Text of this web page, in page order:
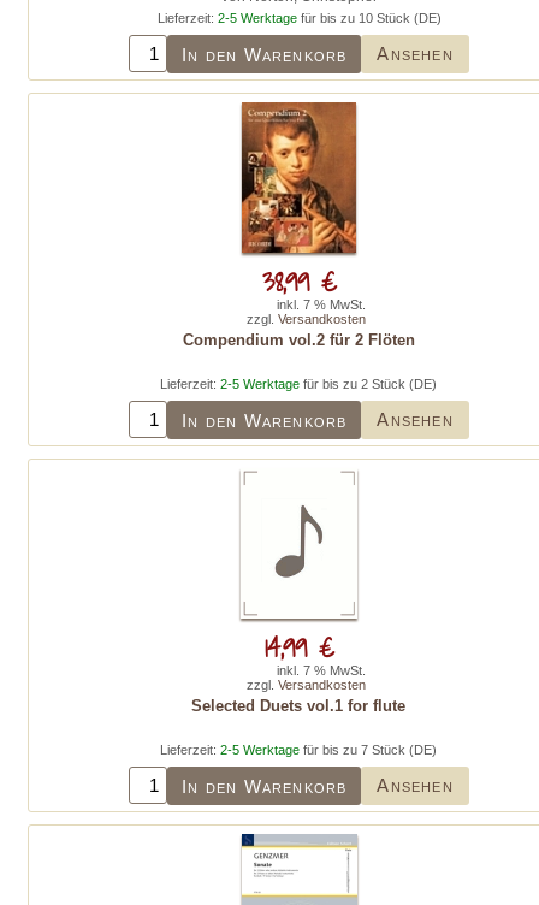
Lieferzeit: 2-5 Werktagefür bis zu 10 Stück (DE)
In den Warenkorb Ansehen
Compendium vol.2 für 2 Flöten
Lieferzeit:2-5 Werktage für bis zu 2 Stück (DE)
In den Warenkorb Ansehen
38,99 €
inkl. 7 % MwSt.
zzgl. Versandkosten
Selected Duets vol.1 for flute
Lieferzeit:2-5 Werktage für bis zu 7 Stück (DE)
In den Warenkorb Ansehen
14,99 €
inkl. 7 % MwSt.
zzgl. Versandkosten